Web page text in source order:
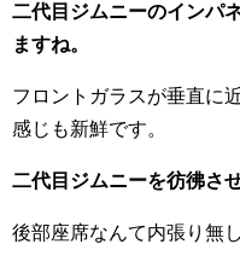
二代目ジムニーのインパ
ますね。
フロントガラスが垂直に
感じも新鮮です。
二代目ジムニーを彷彿さ
後部座席なんて内張り無